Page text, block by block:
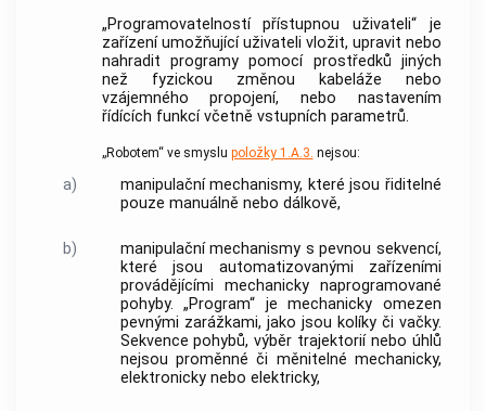
„Programovatelností přístupnou uživateli“ je
zařízení umožňující uživateli vložit, upravit nebo
nahradit programy pomocí prostředků jiných
než fyzickou změnou kabeláže nebo
vzájemného propojení, nebo nastavením
řídících funkcí včetně vstupních parametrů.
„Robotem“ ve smyslu položky 1.A.3. nejsou:
a)
manipulační mechanismy, které jsou řiditelné
pouze manuálně nebo dálkově,
b)
manipulační mechanismy s pevnou sekvencí,
které jsou automatizovanými zařízeními
provádějícími mechanicky naprogramované
pohyby. „Program“ je mechanicky omezen
pevnými zarážkami, jako jsou kolíky či vačky.
Sekvence pohybů, výběr trajektorií nebo úhlů
nejsou proměnné či měnitelné mechanicky,
elektronicky nebo elektricky,